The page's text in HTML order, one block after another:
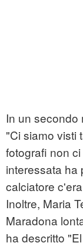
In un secondo
"Ci siamo visti
fotografi non
interessata ha
calciatore
Inoltre, Maria
Maradona
ha descritto